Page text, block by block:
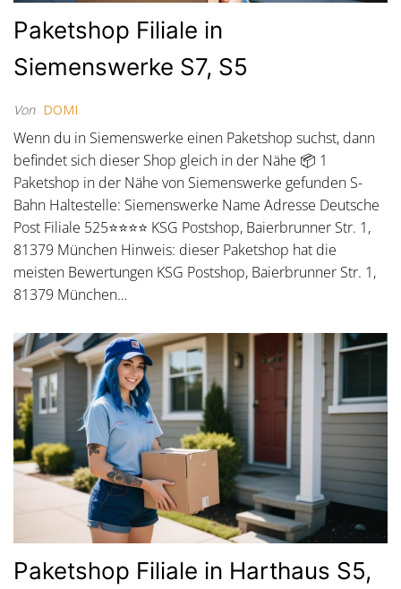
Paketshop Filiale in
Siemenswerke S7, S5
Von DOMI
Wenn du in Siemenswerke einen Paketshop suchst, dann
befindet sich dieser Shop gleich in der Nähe 📦 1
Paketshop in der Nähe von Siemenswerke gefunden S-
Bahn Haltestelle: Siemenswerke Name Adresse Deutsche
Post Filiale 525⭐⭐⭐⭐ KSG Postshop, Baierbrunner Str. 1,
81379 München Hinweis: dieser Paketshop hat die
meisten Bewertungen KSG Postshop, Baierbrunner Str. 1,
81379 München…
Paketshop Filiale in Harthaus S5,